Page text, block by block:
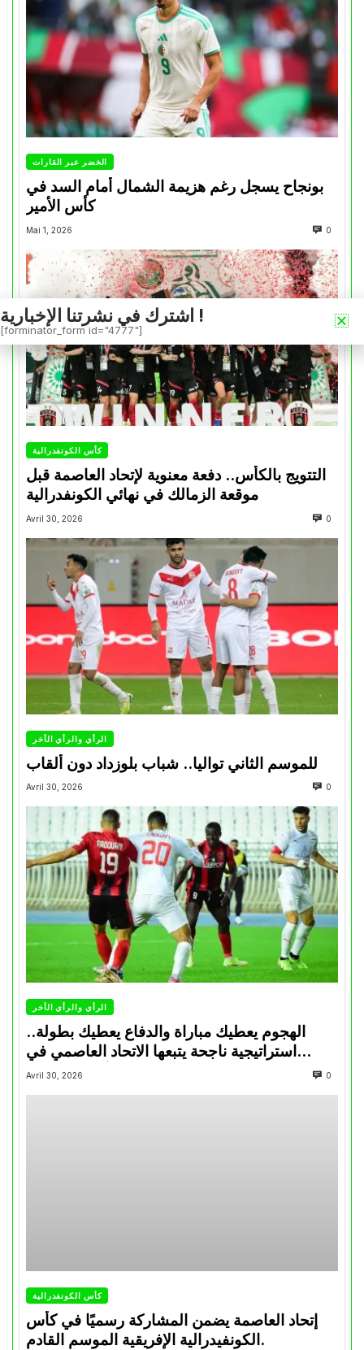
الخضر عبر القارات
بونجاح يسجل رغم هزيمة الشمال أمام السد في
كأس الأمير
Mai 1, 2026 0
كأس الكونفدرالية
التتويج بالكأس.. دفعة معنوية لإتحاد العاصمة قبل
موقعة الزمالك في نهائي الكونفدرالية
Avril 30, 2026 0
الرأي والرأي الأخر
للموسم الثاني تواليا.. شباب بلوزداد دون ألقاب
Avril 30, 2026 0
الرأي والرأي الأخر
الهجوم يعطيك مباراة والدفاع يعطيك بطولة..
استراتيجية ناجحة يتبعها الاتحاد العاصمي في
تتويجاته آخر السنوات
Avril 30, 2026 0
كأس الكونفدرالية
إتحاد العاصمة يضمن المشاركة رسميًا في كأس
الكونفيدرالية الإفريقية الموسم القادم.
اشترك في نشرتنا الإخبارية !
[forminator_form id="4777"]